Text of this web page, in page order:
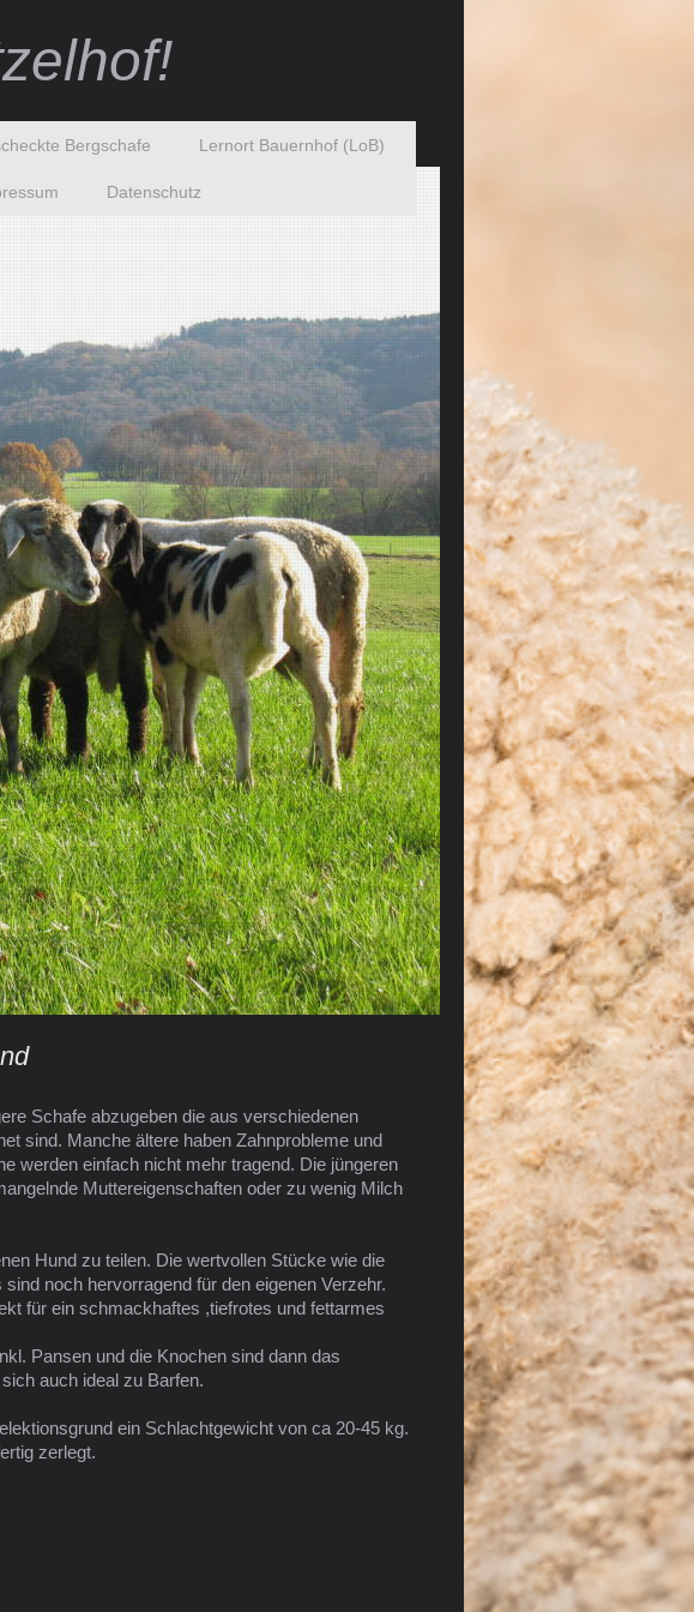
Bergschafe Lernort Bauernhof (LoB)
Datenschutz
Schafe abzugeben die aus verschiedenen
sind. Manche ältere haben Zahnprobleme und
werden einfach nicht mehr tragend. Die jüngeren
Muttereigenschaften oder zu wenig Milch
Hund zu teilen. Die wertvollen Stücke wie die
noch hervorragend für den eigenen Verzehr.
für ein schmackhaftes ,tiefrotes und fettarmes
Pansen und die Knochen sind dann das
auch ideal zu Barfen.
ein Schlachtgewicht von ca 20-45 kg.
zerlegt.